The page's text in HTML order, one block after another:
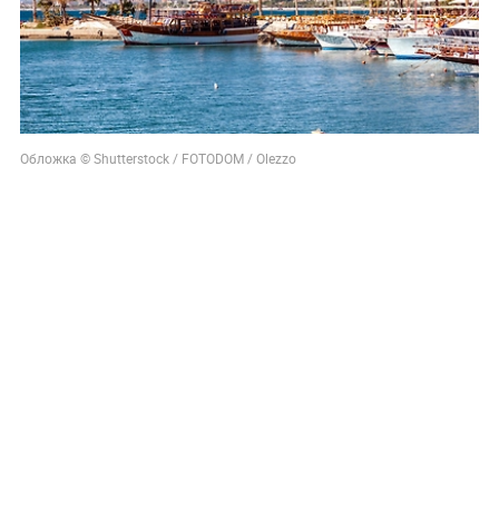
Обложка © Shutterstock / FOTODOM / Olezzo